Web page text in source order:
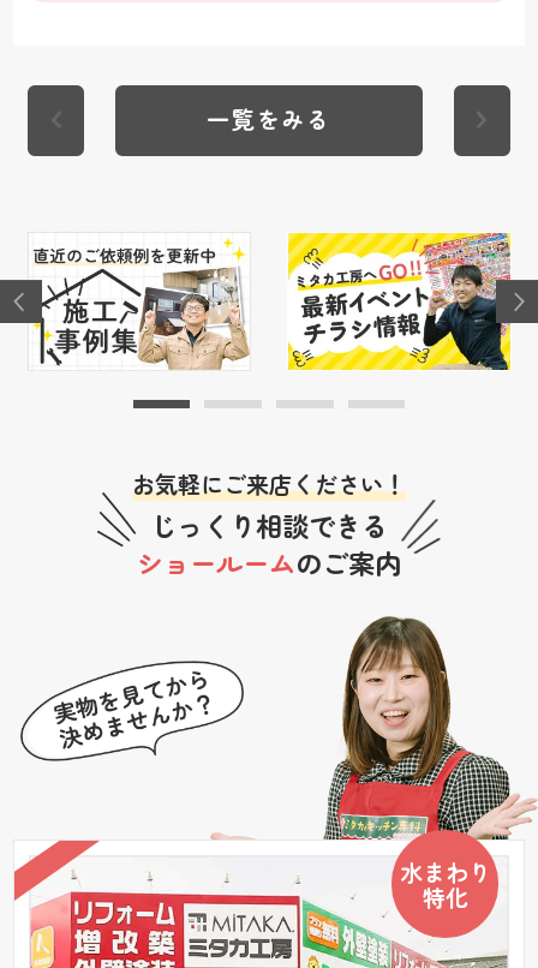
一覧をみる
お気軽にご来店ください！
じっくり相談できる
ショールームのご案内
水まわり
特化